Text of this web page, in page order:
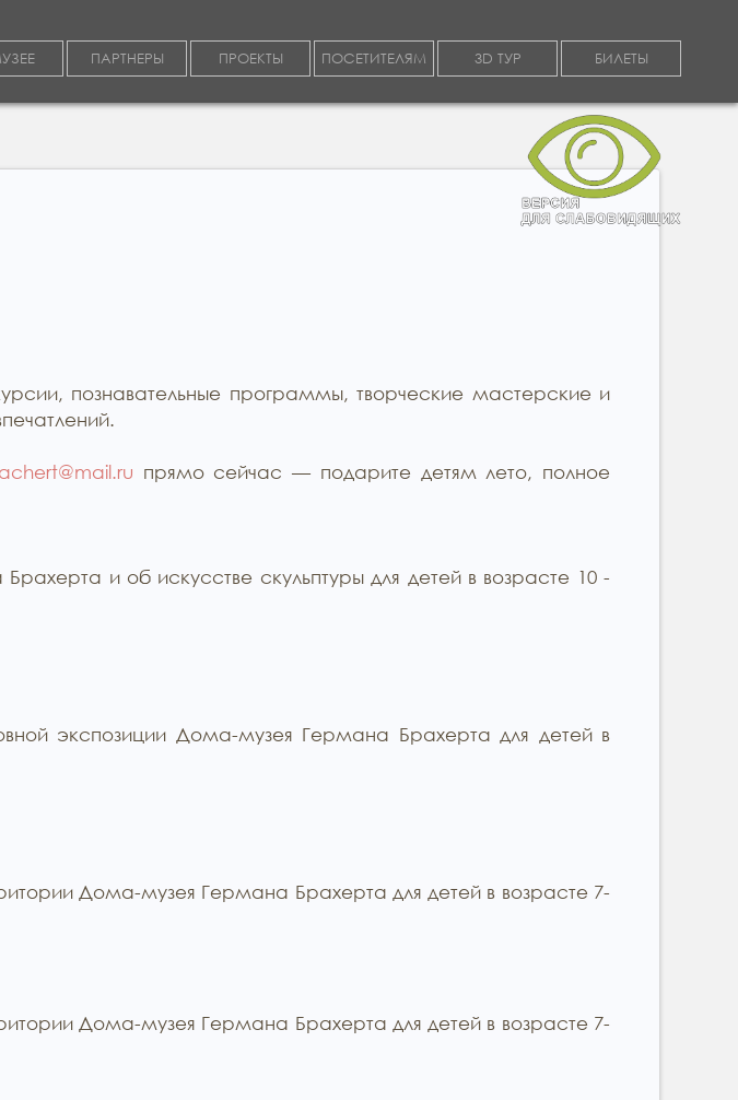
ПАРТНЕРЫ ПРОЕКТЫ ПОСЕТИТЕЛЯМ 3D ТУР БИЛЕТЫ
познавательные программы, творческие мастерские и
прямо сейчас — подарите детям лето, полное
и об искусстве скульптуры для детей в возрасте 10 -
экспозиции Дома-музея Германа Брахерта для детей в
Дома-музея Германа Брахерта для детей в возрасте 7-
Дома-музея Германа Брахерта для детей в возрасте 7-